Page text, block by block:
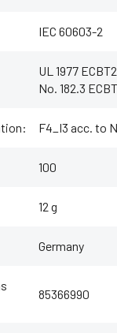
IEC 60603-2
UL 1977
No. 182.3
: F4_I3 acc. to
100
12 g
Germany
85366990